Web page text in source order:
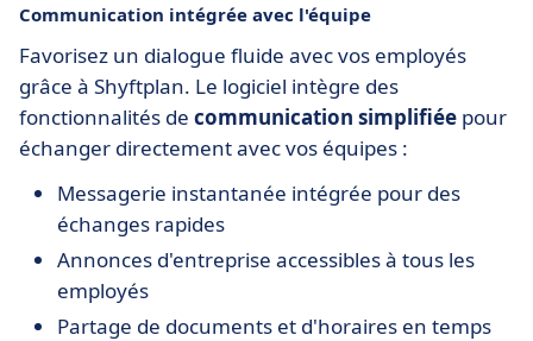
Communication intégrée avec l'équipe
Favorisez un dialogue fluide avec vos employés
grâce à Shyftplan. Le logiciel intègre des
fonctionnalités de communication simplifiée pour
échanger directement avec vos équipes :
Messagerie instantanée intégrée pour des
échanges rapides
Annonces d'entreprise accessibles à tous les
employés
Partage de documents et d'horaires en temps